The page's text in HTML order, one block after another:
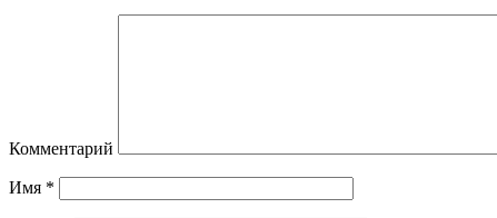
Комментарий
Имя *